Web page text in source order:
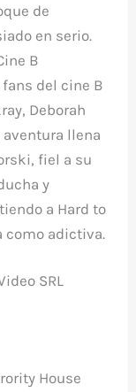
de
en serio.
B
del cine B
Deborah
llena
fiel a su
y
a Hard to
como adictiva.
SRL
House